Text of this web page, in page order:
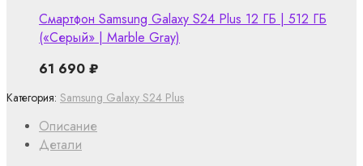
Описание
Детали
Категория: Samsung Galaxy S24 Plus
Смартфон Samsung Galaxy S24 Plus 12 ГБ | 512 ГБ
(«Серый» | Marble Gray)
61 690 ₽